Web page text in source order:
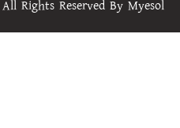
Rights Reserved By Myesol